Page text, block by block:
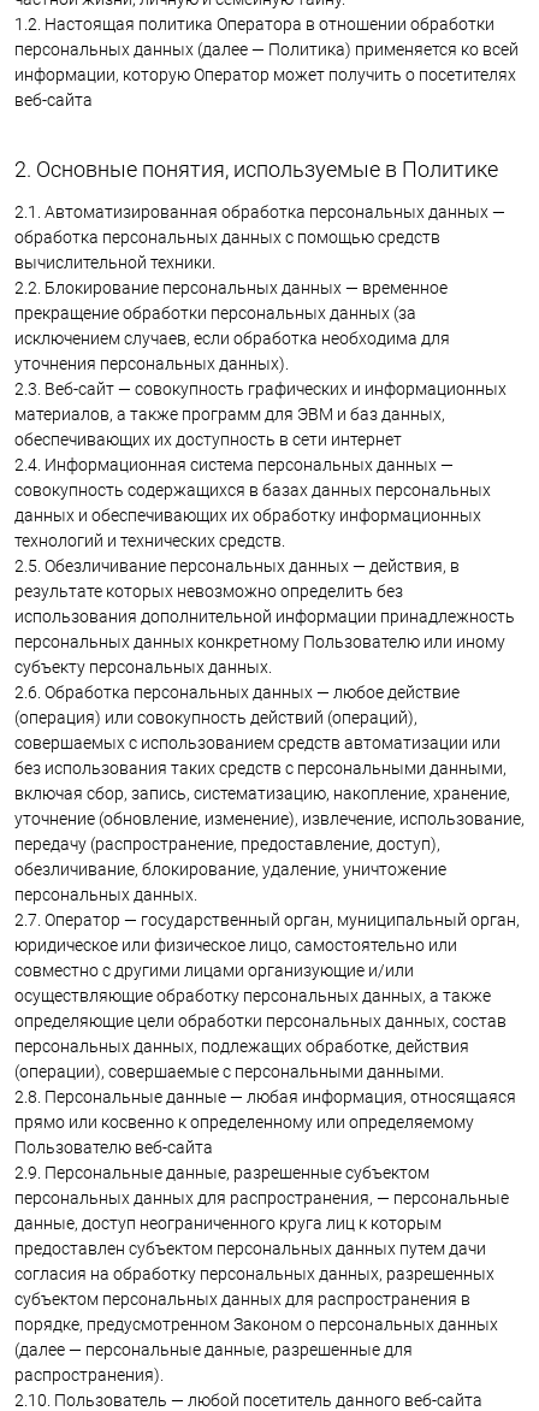
1.2. Настоящая политика Оператора в отношении обработки
персональных данных (далее — Политика) применяется ко всей
информации, которую Оператор может получить о посетителях
веб-сайта
2. Основные понятия, используемые в Политике
2.1. Автоматизированная обработка персональных данных —
обработка персональных данных с помощью средств
вычислительной техники.
2.2. Блокирование персональных данных — временное
прекращение обработки персональных данных (за
исключением случаев, если обработка необходима для
уточнения персональных данных).
2.3. Веб-сайт — совокупность графических и информационных
материалов, а также программ для ЭВМ и баз данных,
обеспечивающих их доступность в сети интернет
2.4. Информационная система персональных данных —
совокупность содержащихся в базах данных персональных
данных и обеспечивающих их обработку информационных
технологий и технических средств.
2.5. Обезличивание персональных данных — действия, в
результате которых невозможно определить без
использования дополнительной информации принадлежность
персональных данных конкретному Пользователю или иному
субъекту персональных данных.
2.6. Обработка персональных данных — любое действие
(операция) или совокупность действий (операций),
совершаемых с использованием средств автоматизации или
без использования таких средств с персональными данными,
включая сбор, запись, систематизацию, накопление, хранение,
уточнение (обновление, изменение), извлечение, использование,
передачу (распространение, предоставление, доступ),
обезличивание, блокирование, удаление, уничтожение
персональных данных.
2.7. Оператор — государственный орган, муниципальный орган,
юридическое или физическое лицо, самостоятельно или
совместно с другими лицами организующие и/или
осуществляющие обработку персональных данных, а также
определяющие цели обработки персональных данных, состав
персональных данных, подлежащих обработке, действия
(операции), совершаемые с персональными данными.
2.8. Персональные данные — любая информация, относящаяся
прямо или косвенно к определенному или определяемому
Пользователю веб-сайта
2.9. Персональные данные, разрешенные субъектом
персональных данных для распространения, — персональные
данные, доступ неограниченного круга лиц к которым
предоставлен субъектом персональных данных путем дачи
согласия на обработку персональных данных, разрешенных
субъектом персональных данных для распространения в
порядке, предусмотренном Законом о персональных данных
(далее — персональные данные, разрешенные для
распространения).
2.10. Пользователь — любой посетитель данного веб-сайта